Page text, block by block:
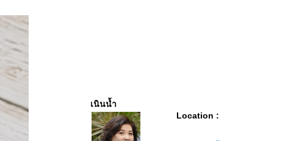
เนินน้ำ
Location :